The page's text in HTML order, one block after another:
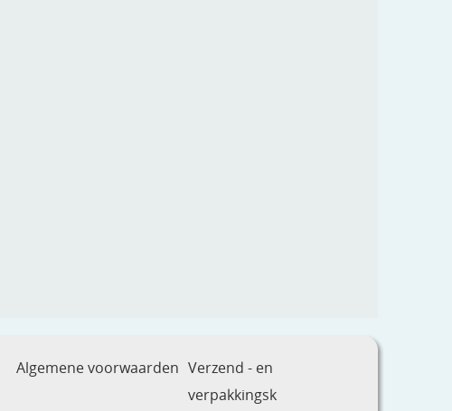
Algemene voorwaarden Verzend - en
verpakkingsk